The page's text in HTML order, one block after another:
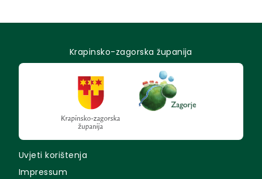
Krapinsko-zagorska županija
Uvjeti korištenja
Impressum